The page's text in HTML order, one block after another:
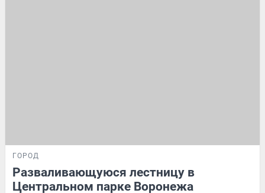
ГОРОД
Разваливающуюся лестницу в
Центральном парке Воронежа